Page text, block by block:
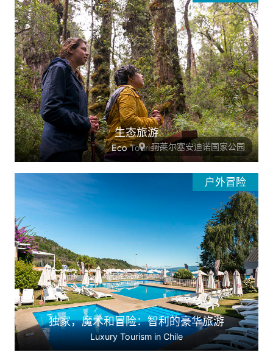
生态旅游
Eco Tourism阿莱尔塞安迪诺国家公园
独家，魔术和冒险：智利的豪华旅游
Luxury Tourism in Chile
户外冒险